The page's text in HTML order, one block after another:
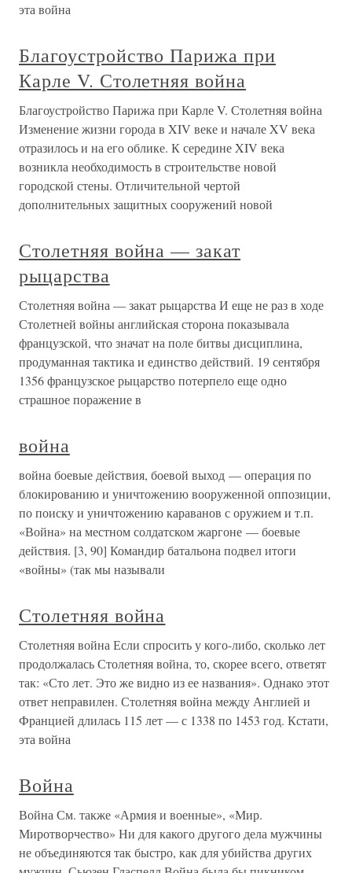
эта война
Благоустройство Парижа при
Карле V. Столетняя война
Благоустройство Парижа при Карле V. Столетняя война
Изменение жизни города в XIV веке и начале XV века
отразилось и на его облике. К середине XIV века
возникла необходимость в строительстве новой
городской стены. Отличительной чертой
дополнительных защитных сооружений новой
Столетняя война — закат
рыцарства
Столетняя война — закат рыцарства И еще не раз в ходе
Столетней войны английская сторона показывала
французской, что значат на поле битвы дисциплина,
продуманная тактика и единство действий. 19 сентября
1356 французское рыцарство потерпело еще одно
страшное поражение в
война
война боевые действия, боевой выход — операция по
блокированию и уничтожению вооруженной оппозиции,
по поиску и уничтожению караванов с оружием и т.п.
«Война» на местном солдатском жаргоне — боевые
действия. [3, 90] Командир батальона подвел итоги
«войны» (так мы называли
Столетняя война
Столетняя война Если спросить у кого-либо, сколько лет
продолжалась Столетняя война, то, скорее всего, ответят
так: «Сто лет. Это же видно из ее названия». Однако этот
ответ неправилен. Столетняя война между Англией и
Францией длилась 115 лет — с 1338 по 1453 год. Кстати,
эта война
Война
Война См. также «Армия и военные», «Мир.
Миротворчество» Ни для какого другого дела мужчины
не объединяются так быстро, как для убийства других